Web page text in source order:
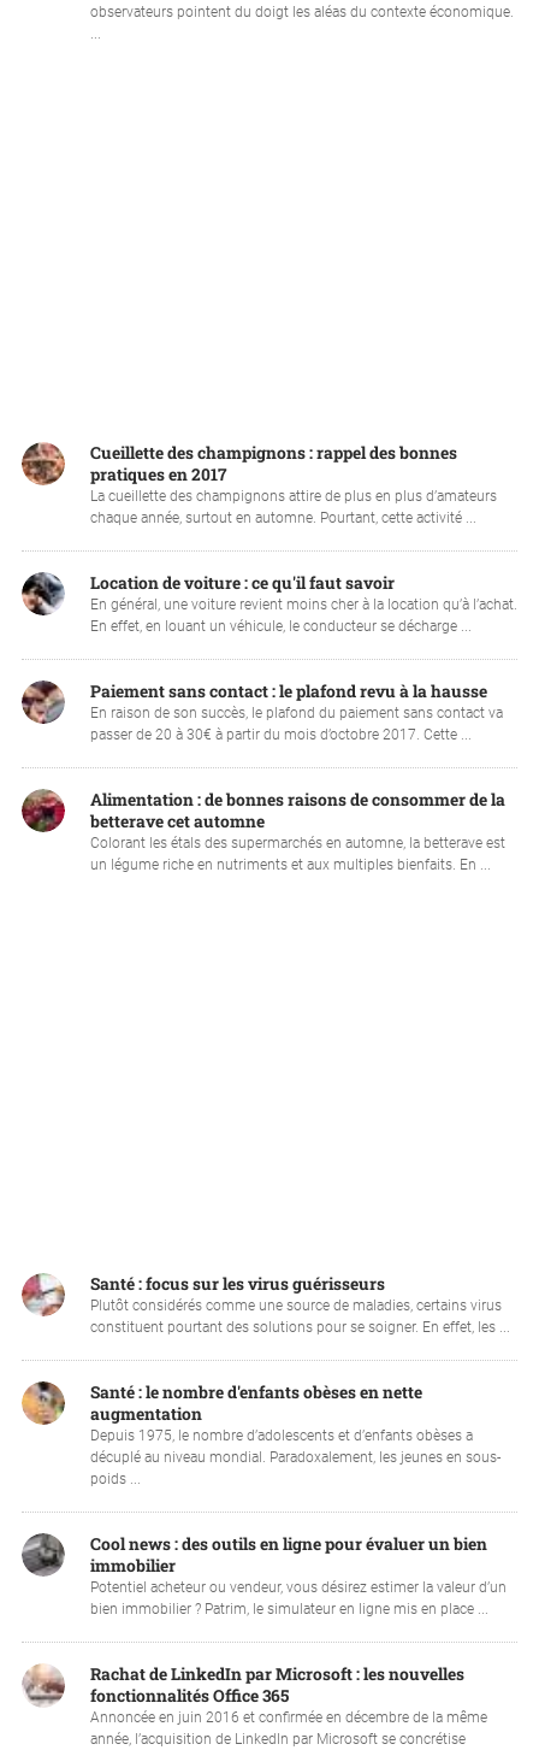
observateurs pointent du doigt les aléas du contexte économique.
Cueillette des champignons : rappel des bonnes
pratiques en 2017
La cueillette des champignons attire de plus en plus d’amateurs
chaque année, surtout en automne. Pourtant, cette activité ...
Location de voiture : ce qu'il faut savoir
En général, une voiture revient moins cher à la location qu’à l’achat.
En effet, en louant un véhicule, le conducteur se décharge ...
Paiement sans contact : le plafond revu à la hausse
En raison de son succès, le plafond du paiement sans contact va
passer de 20 à 30€ à partir du mois d’octobre 2017. Cette ...
Alimentation : de bonnes raisons de consommer de la
betterave cet automne
Colorant les étals des supermarchés en automne, la betterave est
un légume riche en nutriments et aux multiples bienfaits. En ...
Santé : focus sur les virus guérisseurs
Plutôt considérés comme une source de maladies, certains virus
constituent pourtant des solutions pour se soigner. En effet, les ...
Santé : le nombre d'enfants obèses en nette
augmentation
Depuis 1975, le nombre d’adolescents et d’enfants obèses a
décuplé au niveau mondial. Paradoxalement, les jeunes en sous-
poids ...
Cool news : des outils en ligne pour évaluer un bien
immobilier
Potentiel acheteur ou vendeur, vous désirez estimer la valeur d’un
bien immobilier ? Patrim, le simulateur en ligne mis en place ...
Rachat de LinkedIn par Microsoft : les nouvelles
fonctionnalités Office 365
Annoncée en juin 2016 et confirmée en décembre de la même
année, l’acquisition de LinkedIn par Microsoft se concrétise